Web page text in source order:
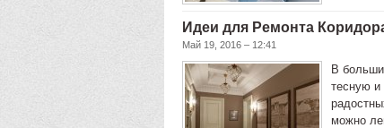
Идеи для Ремонта
Май 19, 2016 – 12:41
В
тесную и
можно